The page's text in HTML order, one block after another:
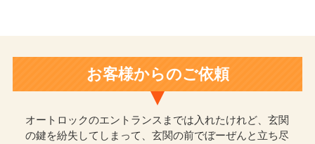
お客様からのご依頼
オートロックのエントランスまでは入れたけれど、玄関
の鍵を紛失してしまって、玄関の前でぼーぜんと立ち尽